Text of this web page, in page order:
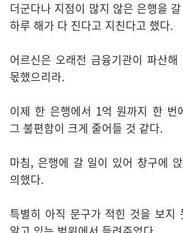
더군다나 지점이 많지 않은 은행을
하루 해가 다 진다고 지친다고 했다.
어르신은 오래전 금융기관이 파산
몫했으리라.
이제 한 은행에서 1억 원까지 한 번
그 불편함이 크게 줄어들 것 같다.
마침, 은행에 갈 일이 있어 창구에
의했다.
특별히 아직 문구가 적힌 것을 보지